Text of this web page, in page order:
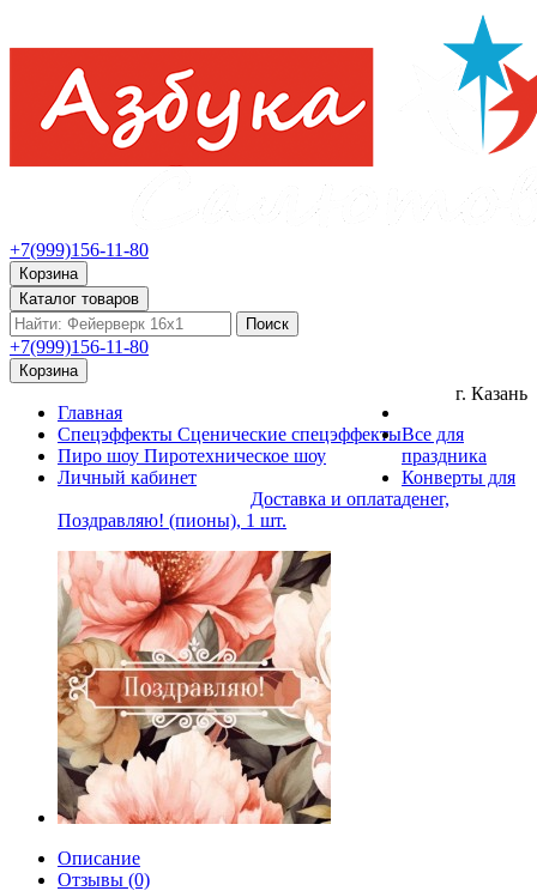
+7(999)156-11-80
Корзина
Каталог товаров
Поиск
+7(999)156-11-80
Корзина
Главная
Спецэффекты Сценические спецэффекты
Пиро шоу Пиротехническое шоу
Личный кабинет
Доставка и оплата
г. Казань
Все для
праздника
Конверты для
денег,
Поздравляю! (пионы), 1 шт.
Описание
Отзывы (0)